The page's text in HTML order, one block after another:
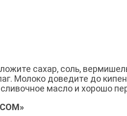
сахар, соль,
Молоко доведите до
масло и хорошо